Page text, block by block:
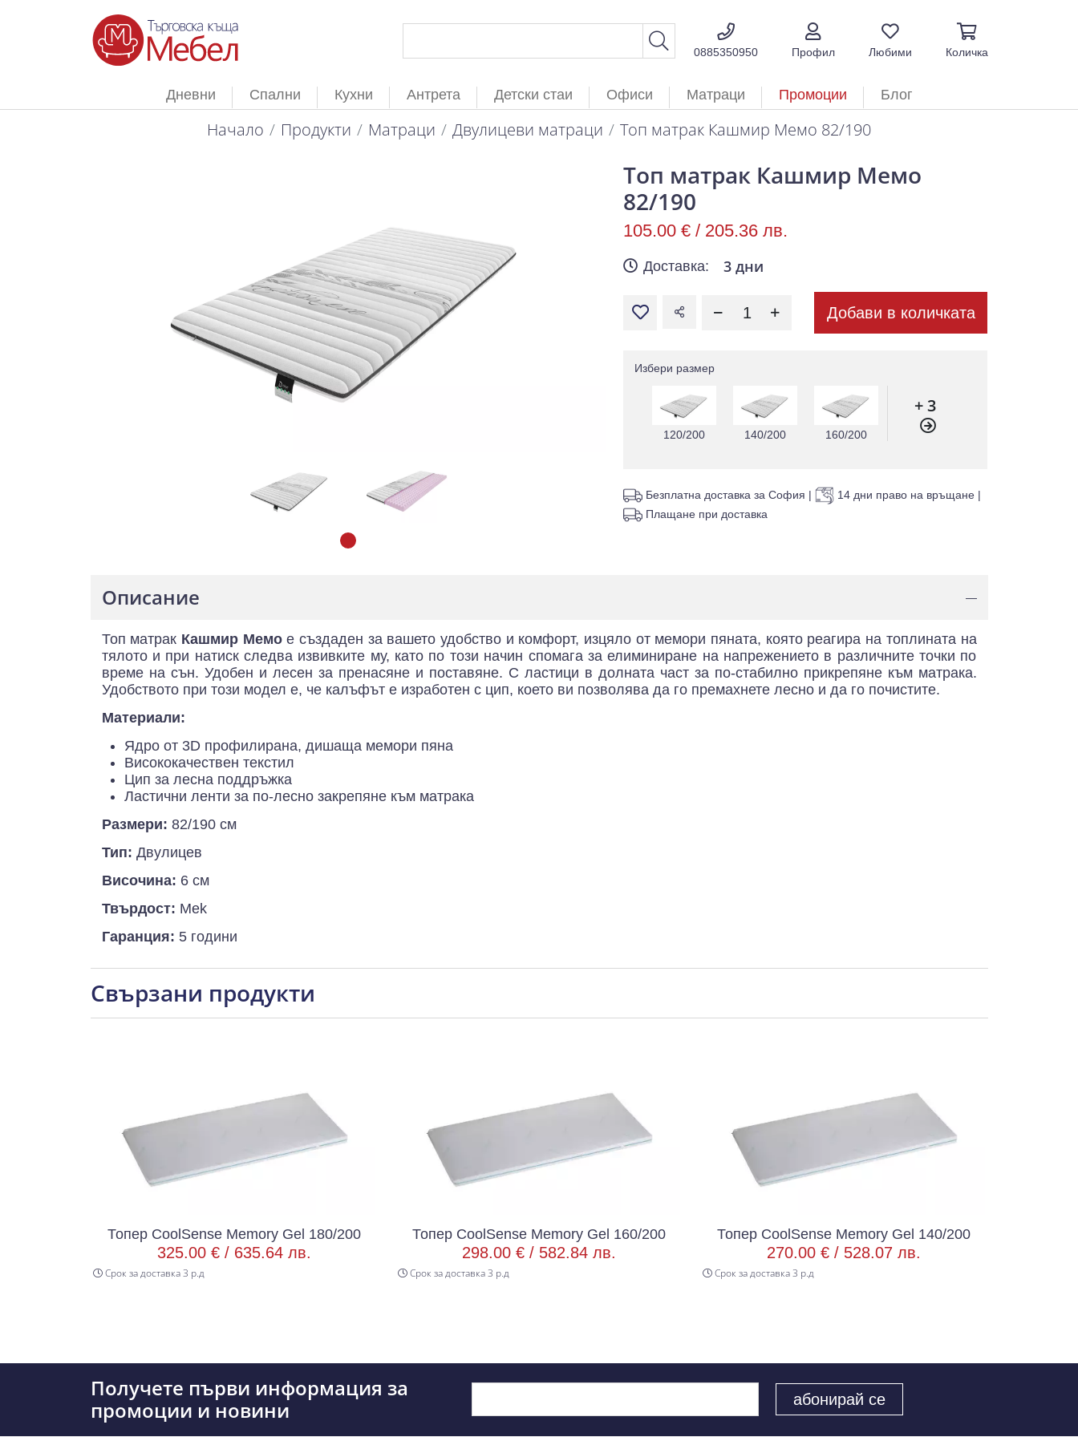
0885350950 Профил Любими Количка
Дневни Спални Кухни Антрета Детски стаи Офиси Матраци Промоции Блог
Начало Продукти Матраци Двулицеви матраци Топ матрак Кашмир Мемо 82/190
Топ матрак Кашмир Мемо
82/190
105.00 € / 205.36 лв.
Доставка: 3 дни
Добави в количката
Избери размер
120/200 140/200 160/200
+ 3
Безплатна доставка за София | 14 дни право на връщане |
Плащане при доставка
Описание —
Топ матрак Кашмир Мемое създаден за вашето удобство и комфорт, изцяло от мемори пяната, която реагира на топлината на
тялото и при натиск следва извивките му, като по този начин спомага за елиминиране на напрежението в различните точки по
време на сън. Удобен и лесен за пренасяне и поставяне. С ластици в долната част за по-стабилно прикрепяне към матрака.
Удобството при този модел е, че калъфът е изработен с цип, което ви позволява да го премахнете лесно и да го почистите.
Материали:
Ядро от 3D профилирана, дишаща мемори пяна
Висококачествен текстил
Цип за лесна поддръжка
Ластични ленти за по-лесно закрепяне към матрака
Размери: 82/190 см
Тип: Двулицев
Височина: 6 см
Твърдост: Mek
Гаранция: 5 години
Свързани продукти
Топер CoolSense Memory Gel 180/200
325.00 € / 635.64 лв.
Срок за доставка 3 р.д
Топер CoolSense Memory Gel 160/200
298.00 € / 582.84 лв.
Срок за доставка 3 р.д
Топер CoolSense Memory Gel 140/200
270.00 € / 528.07 лв.
Срок за доставка 3 р.д
Получете първи информация за
промоции и новини